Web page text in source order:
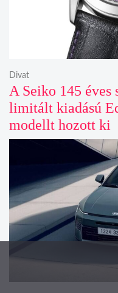
A Seiko 145 éves
limitált kiadású
modellt hozott ki
Divat